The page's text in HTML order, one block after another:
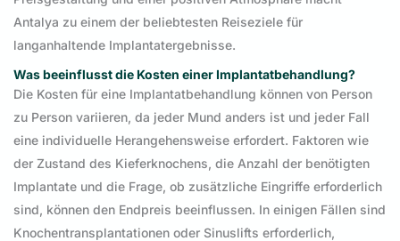
Antalya zu einem der beliebtesten Reiseziele für
langanhaltende Implantatergebnisse.
Was beeinflusst die Kosten einer Implantatbehandlung?
Die Kosten für eine Implantatbehandlung können von Person
zu Person variieren, da jeder Mund anders ist und jeder Fall
eine individuelle Herangehensweise erfordert. Faktoren wie
der Zustand des Kieferknochens, die Anzahl der benötigten
Implantate und die Frage, ob zusätzliche Eingriffe erforderlich
sind, können den Endpreis beeinflussen. In einigen Fällen sind
Knochentransplantationen oder Sinuslifts erforderlich,